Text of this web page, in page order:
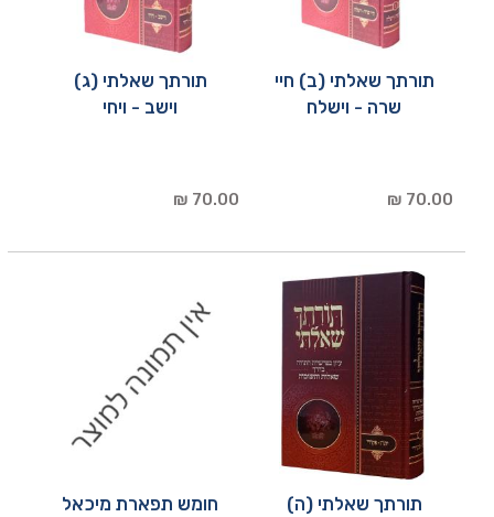
תורתך שאלתי (ב) חיי
שרה - וישלח
70.00 ₪
תורתך שאלתי (ג)
וישב - ויחי
70.00 ₪
תורתך שאלתי (ה) חומש תפארת מיכאל